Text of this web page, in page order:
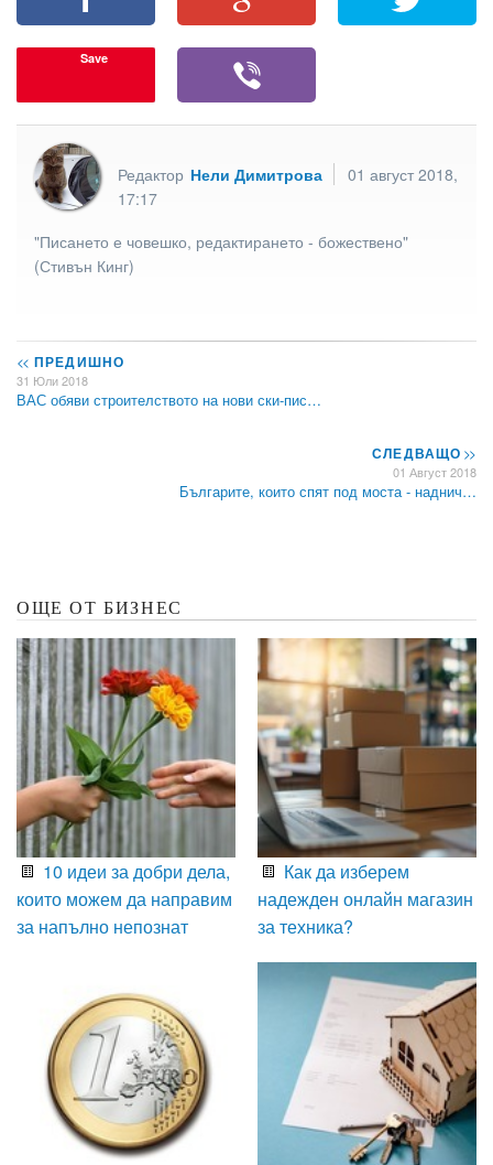
Save
Редактор Нели Димитрова
01 август 2018,
17:17
"Писането е човешко, редактирането - божествено"
(Стивън Кинг)
<< ПРЕДИШНО
31 Юли 2018
ВАС обяви строителството на нови ски-пис…
СЛЕДВАЩО>>
01 Август 2018
Българите, които спят под моста - наднич…
ОЩЕ ОТ БИЗНЕС
10 идеи за добри дела,
които можем да направим
за напълно непознат
Как да изберем
надежден онлайн магазин
за техника?